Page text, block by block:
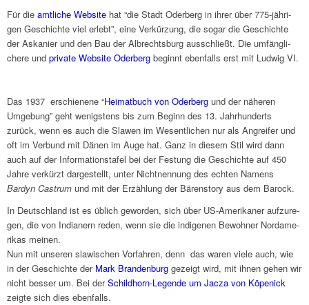
Für die amtli­che Website hat “die Stadt Oder­berg in ihrer über 775-jähri­
gen Geschichte viel erlebt”, eine Verkür­zung, die sogar die Geschichte
der Aska­nier und den Bau der Albrechts­burg ausschließt. Die umfäng­li­
chere und private Website Oder­berg beginnt eben­falls erst mit Ludwig VI.
Das 1937 erschie­nene “Heimat­buch von Oder­berg und der nähe­ren
Umge­bung” geht wenig­stens bis zum Beginn des 13. Jahr­hun­derts
zurück, wenn es auch die Slawen im Wesent­li­chen nur als Angrei­fer und
oft im Verbund mit Dänen im Auge hat. Ganz in diesem Stil wird dann
auch auf der Infor­ma­ti­ons­ta­fel bei der Festung die Geschichte auf 450
Jahre verkürzt darge­stellt, unter Nicht­nen­nung des echten Namens
Bardyn Castrum und mit der Erzäh­lung der Bären­story aus dem Barock.
In Deutsch­land ist es üblich gewor­den, sich über US-Ameri­ka­ner aufzu­re­
gen, die von India­nern reden, wenn sie die indi­ge­nen Bewoh­ner Nord­ame­
ri­kas meinen.
Nun mit unse­ren slawi­schen Vorfah­ren, denn das waren viele auch, wie
in der Geschichte der Mark Bran­den­burg gezeigt wird, mit ihnen gehen wir
nicht besser um. Bei derSchild­horn-Legende um Jacza von Köpe­nick
zeigte sich dies eben­falls.